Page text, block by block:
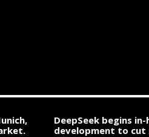
DeepSeek begins
development to cut